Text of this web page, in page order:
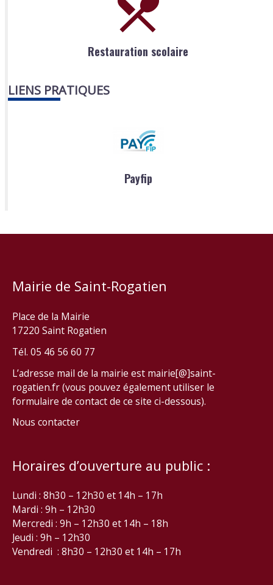
Restauration scolaire
LIENS PRATIQUES
Payfip
Mairie de Saint-Rogatien
Place de la Mairie
17220 Saint Rogatien
Tél. 05 46 56 60 77
L’adresse mail de la mairie est mairie[@]saint-
rogatien.fr (vous pouvez également utiliser le
formulaire de contact de ce site ci-dessous).
Nous contacter
Horaires d’ouverture au public :
Lundi : 8h30 – 12h30 et 14h – 17h
Mardi : 9h – 12h30
Mercredi : 9h – 12h30 et 14h – 18h
Jeudi : 9h – 12h30
Vendredi : 8h30 – 12h30 et 14h – 17h